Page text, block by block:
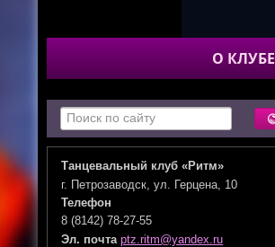
О КЛУБЕ
Танцевальный клуб «Ритм»
г. Петрозаводск, ул. Герцена, 10
Телефон
8 (8142) 78-27-55
Эл. почта ptz.ritm@yandex.ru